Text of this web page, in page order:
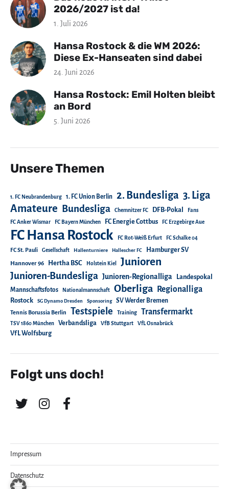
2026/2027 ist da!
1. Juli 2026
Hansa Rostock & die WM 2026:
Diese Ex-Hanseaten sind dabei
24. Juni 2026
Hansa Rostock: Emil Holten bleibt
an Bord
5. Juni 2026
Unsere Themen
1. FC Neubrandenburg 1. FC Union Berlin 2. Bundesliga 3. Liga
Amateure Bundesliga Chemnitzer FC DFB-Pokal Fans
FC Anker Wismar FC Bayern München FC Energie Cottbus FC Erzgebirge Aue
FC Hansa Rostock FC Rot-Weiß Erfurt FC Schalke 04
FC St. Pauli Gesellschaft Hallenturniere Hallescher FC Hamburger SV
Hannover 96 Hertha BSC Holstein Kiel Junioren
Junioren-Bundesliga Junioren-Regionalliga
Landespokal
Mannschaftsfotos
Nationalmannschaft Oberliga Regionalliga
Rostock SG Dynamo Dresden Sponsoring SV Werder Bremen
Tennis Borussia Berlin Testspiele Training Transfermarkt
TSV 1860 München Verbandsliga VfB Stuttgart VfL Osnabrück
VfL Wolfsburg
Folgt uns doch!
Impressum
Datenschutz